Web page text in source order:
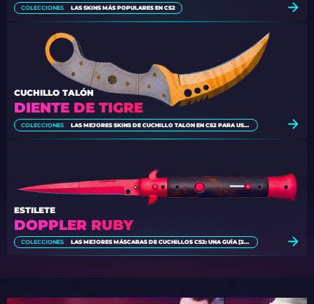
COLECCIONES LAS SKINS MÁS POPULARES EN CS2
DIENTE DE TIGRE
CUCHILLO TALÓN
COLECCIONES LAS MEJORES SKINS DE CUCHILLO TALON EN CS2 PARA USAR (2026)
DOPPLER RUBY
ESTILETE
COLECCIONES LAS MEJORES MÁSCARAS DE CUCHILLOS CS2: UNA GUÍA [2026]